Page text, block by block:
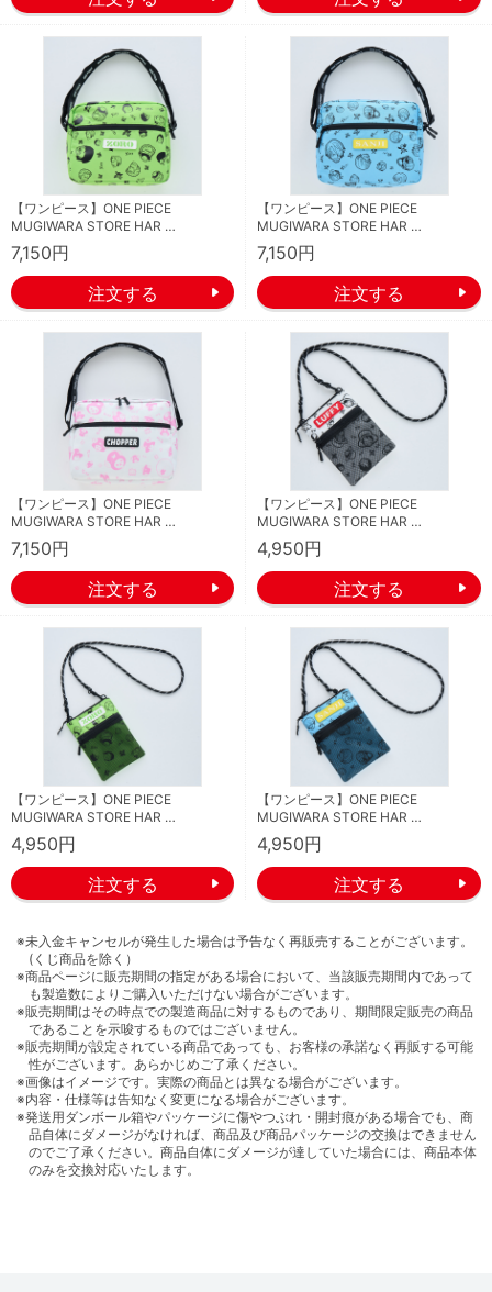
【ワンピース】ONE PIECE
MUGIWARA STORE HAR …
7,150円
【ワンピース】ONE PIECE
MUGIWARA STORE HAR …
7,150円
【ワンピース】ONE PIECE
MUGIWARA STORE HAR …
7,150円
【ワンピース】ONE PIECE
MUGIWARA STORE HAR …
4,950円
【ワンピース】ONE PIECE
MUGIWARA STORE HAR …
4,950円
【ワンピース】ONE PIECE
MUGIWARA STORE HAR …
4,950円
※未入金キャンセルが発生した場合は予告なく再販売することがございます。
(くじ商品を除く）
※商品ページに販売期間の指定がある場合において、当該販売期間内であって
も製造数によりご購入いただけない場合がございます。
※販売期間はその時点での製造商品に対するものであり、期間限定販売の商品
であることを示唆するものではございません。
※販売期間が設定されている商品であっても、お客様の承諾なく再販する可能
性がございます。あらかじめご了承ください。
※画像はイメージです。実際の商品とは異なる場合がございます。
※内容・仕様等は告知なく変更になる場合がございます。
※発送用ダンボール箱やパッケージに傷やつぶれ・開封痕がある場合でも、商
品自体にダメージがなければ、商品及び商品パッケージの交換はできません
のでご了承ください。商品自体にダメージが達していた場合には、商品本体
のみを交換対応いたします。